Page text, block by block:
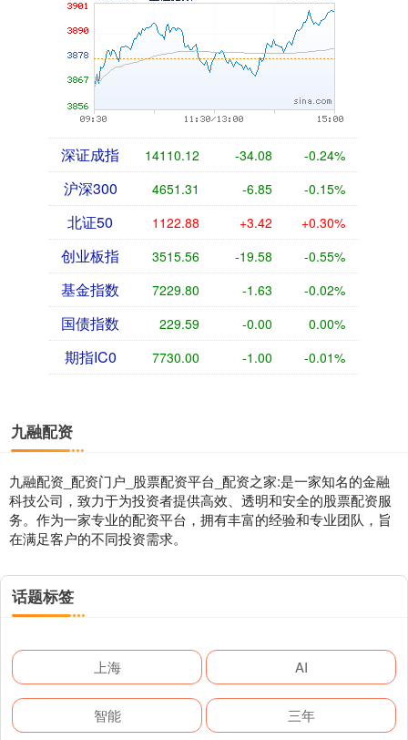
深证成指 14110.12 -34.08 -0.24%
沪深300 4651.31 -6.85 -0.15%
北证50 1122.88 +3.42 +0.30%
创业板指 3515.56 -19.58 -0.55%
基金指数 7229.80 -1.63 -0.02%
国债指数 229.59 -0.00 0.00%
期指IC0 7730.00 -1.00 -0.01%
九融配资
九融配资_配资门户_股票配资平台_配资之家:是一家知名的金融
科技公司，致力于为投资者提供高效、透明和安全的股票配资服
务。作为一家专业的配资平台，拥有丰富的经验和专业团队，旨
在满足客户的不同投资需求。
话题标签
上海 AI
智能 三年